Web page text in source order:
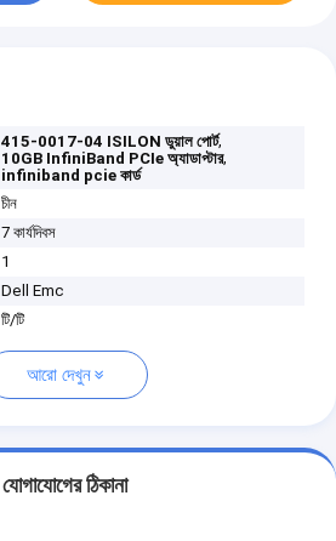
415-0017-04 ISILON ডুয়াল পোর্ট,
10GB InfiniBand PCIe অ্যাডাপ্টার,
infiniband pcie কার্ড
চীন
7 কার্যদিবস
1
Dell Emc
টি/টি
আরো দেখুন
যোগাযোগের ঠিকানা